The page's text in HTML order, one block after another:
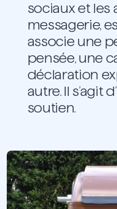
sociaux et les
messagerie,
associe une
pensée, une
déclaration
autre. Il s’agit
soutien.